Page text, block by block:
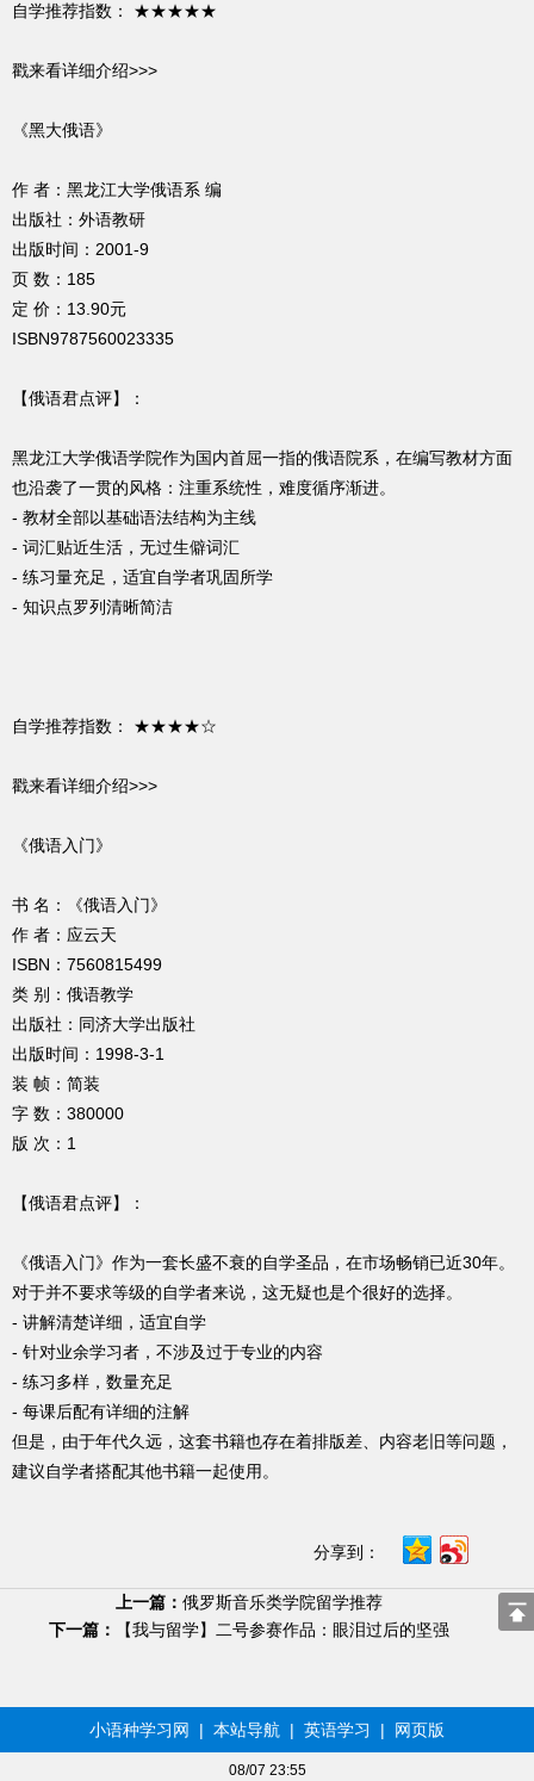
自学推荐指数： ★★★★★
戳来看详细介绍>>>
《黑大俄语》
作 者：黑龙江大学俄语系 编
出版社：外语教研
出版时间：2001-9
页 数：185
定 价：13.90元
ISBN9787560023335
【俄语君点评】：
黑龙江大学俄语学院作为国内首屈一指的俄语院系，在编写教材方面
也沿袭了一贯的风格：注重系统性，难度循序渐进。
- 教材全部以基础语法结构为主线
- 词汇贴近生活，无过生僻词汇
- 练习量充足，适宜自学者巩固所学
- 知识点罗列清晰简洁
自学推荐指数： ★★★★☆
戳来看详细介绍>>>
《俄语入门》
书 名：《俄语入门》
作 者：应云天
ISBN：7560815499
类 别：俄语教学
出版社：同济大学出版社
出版时间：1998-3-1
装 帧：简装
字 数：380000
版 次：1
【俄语君点评】：
《俄语入门》作为一套长盛不衰的自学圣品，在市场畅销已近30年。
对于并不要求等级的自学者来说，这无疑也是个很好的选择。
- 讲解清楚详细，适宜自学
- 针对业余学习者，不涉及过于专业的内容
- 练习多样，数量充足
- 每课后配有详细的注解
但是，由于年代久远，这套书籍也存在着排版差、内容老旧等问题，
建议自学者搭配其他书籍一起使用。
分享到：
上一篇： 俄罗斯音乐类学院留学推荐
下一篇：
【我与留学】二号参赛作品：眼泪过后的坚强
小语种学习网 | 本站导航 | 英语学习 | 网页版
08/07 23:55